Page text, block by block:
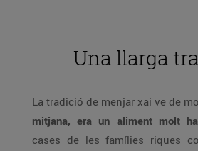
Una llarga
La tradició de menjar xai ve de
mitjana, era un aliment molt
cases de les famílies riques